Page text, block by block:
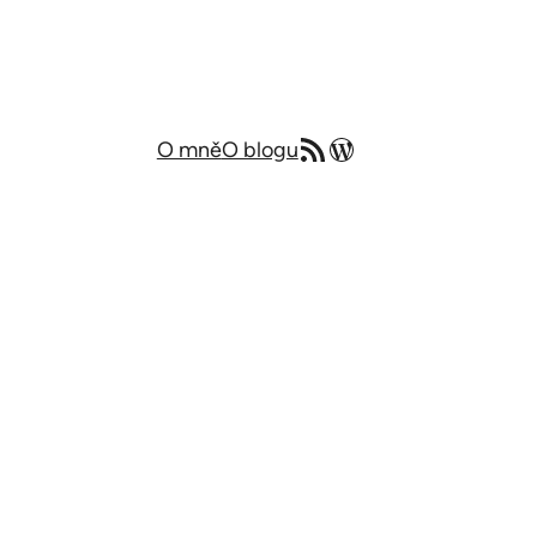
O mněO bloguRSS zdrojMůj blog v angličtině